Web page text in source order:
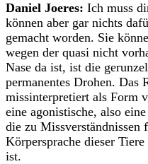
Daniel Joeres: Ich muss
können aber gar nichts
gemacht worden. Sie
wegen der quasi nicht
Nase da ist, ist die
permanentes Drohen. Das
missinterpretiert als Form
eine agonistische, also
die zu Missverständnissen
Körpersprache dieser
ist.